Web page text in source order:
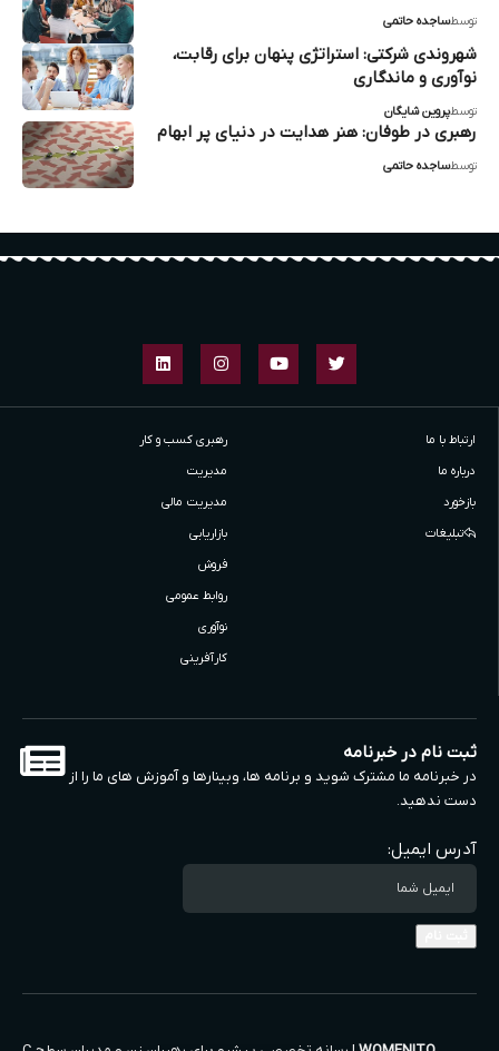
توسطساجده حاتمی
شهروندی شرکتی: استراتژی پنهان برای رقابت،
نوآوری و ماندگاری
توسطپروین شایگان
رهبری در طوفان: هنر هدایت در دنیای پر ابهام
توسطساجده حاتمی
ارتباط با ما
درباره ما
بازخورد
تبلیغات
رهبری کسب و کار
مدیریت
مدیریت مالی
بازاریابی
فروش
روابط عمومی
نوآوری
کارآفرینی
ثبت نام در خبرنامه
در خبرنامه ما مشترک شوید و برنامه ها، وبینارها و آموزش های ما را از
دست ندهید.
آدرس ایمیل: